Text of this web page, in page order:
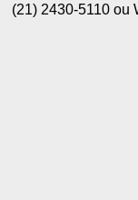
(21) 2430-5110 ou